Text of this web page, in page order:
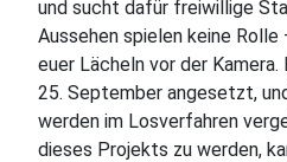
und sucht dafür freiwillige
Aussehen spielen keine
euer Lächeln vor der
25. September angesetzt,
werden im Losverfahren
dieses Projekts zu werden,